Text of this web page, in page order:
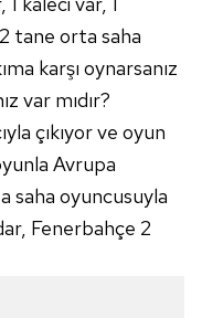
Kanunu uyarınca
ve sitemizde
çerezlerle ilgili bilgi
tane orta saha
karşı oynarsanız
var mıdır?
çıkıyor ve oyun
Avrupa
saha oyuncusuyla
Fenerbahçe 2